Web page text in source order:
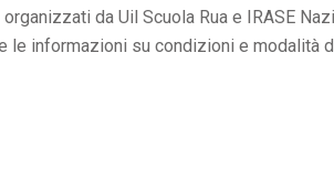
da Uil Scuola Rua e IRASE
le informazioni su condizioni e modalità